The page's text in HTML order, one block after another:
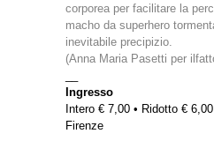
corporea per facilitare la
macho da superhero
inevitabile precipizio.
(Anna Maria Pasetti per
Ingresso
Intero € 7,00 • Ridotto €
Firenze